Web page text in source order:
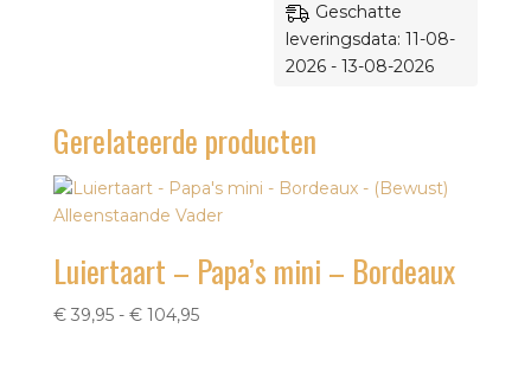
Geschatte
leveringsdata: 11-08-
2026 - 13-08-2026
Gerelateerde producten
Luiertaart – Papa’s mini – Bordeaux
€39,95 - €104,95Prijsklasse: